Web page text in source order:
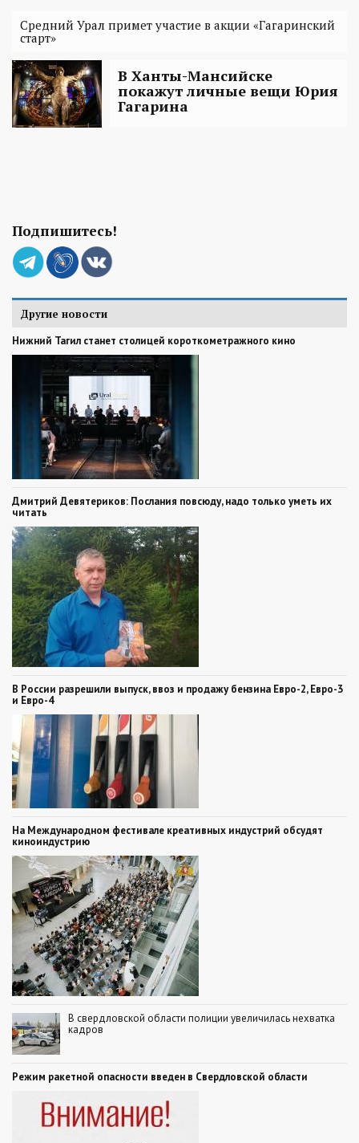
Средний Урал примет участие в акции «Гагаринский
старт»
В Ханты-Мансийске
покажут личные вещи Юрия
Гагарина
Подпишитесь!
Другие новости
Нижний Тагил станет столицей короткометражного кино
Дмитрий Девятериков: Послания повсюду, надо только уметь их
читать
В России разрешили выпуск, ввоз и продажу бензина Евро-2, Евро-3
и Евро-4
На Международном фестивале креативных индустрий обсудят
киноиндустрию
В свердловской области полиции увеличилась нехватка
кадров
Режим ракетной опасности введен в Свердловской области